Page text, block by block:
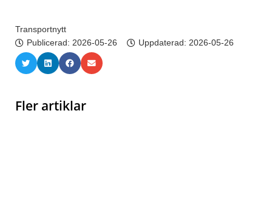
Transportnytt
Publicerad: 2026-05-26 Uppdaterad: 2026-05-26
Fler artiklar